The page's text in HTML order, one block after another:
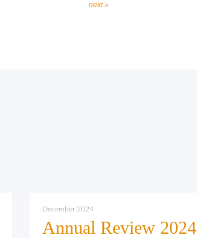
next »
December 2024
Annual Review 2024